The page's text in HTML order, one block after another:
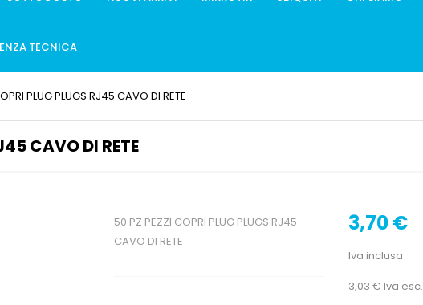
TECNICA
PLUG PLUGS RJ45 CAVO DI RETE
CAVO DI RETE
3,70 €
Iva inclusa
3,03 € Iva esc.
50 PZ PEZZI COPRI PLUG PLUGS RJ45
CAVO DI RETE